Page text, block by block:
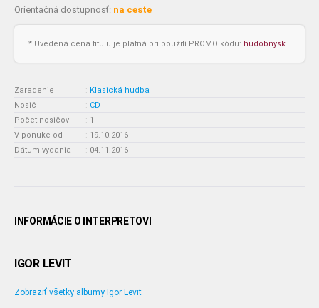
Orientačná dostupnosť: na ceste
* Uvedená cena titulu je platná pri použití PROMO kódu: hudobnysk
Zaradenie : Klasická hudba
Nosič
: CD
Počet nosičov
: 1
V ponuke od
: 19.10.2016
Dátum vydania
: 04.11.2016
INFORMÁCIE O INTERPRETOVI
IGOR LEVIT
-
Zobraziť všetky albumy Igor Levit